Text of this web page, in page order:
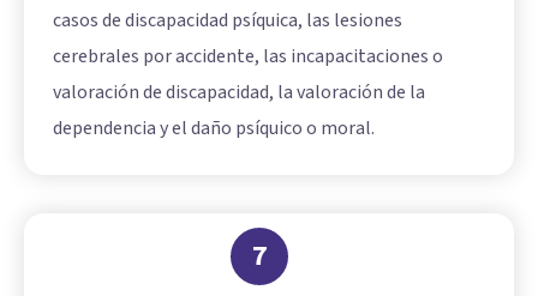
casos de discapacidad psíquica, las lesiones
cerebrales por accidente, las incapacitaciones o
valoración de discapacidad, la valoración de la
dependencia y el daño psíquico o moral.
7